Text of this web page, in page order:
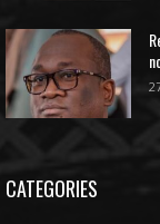
CATEGORIES